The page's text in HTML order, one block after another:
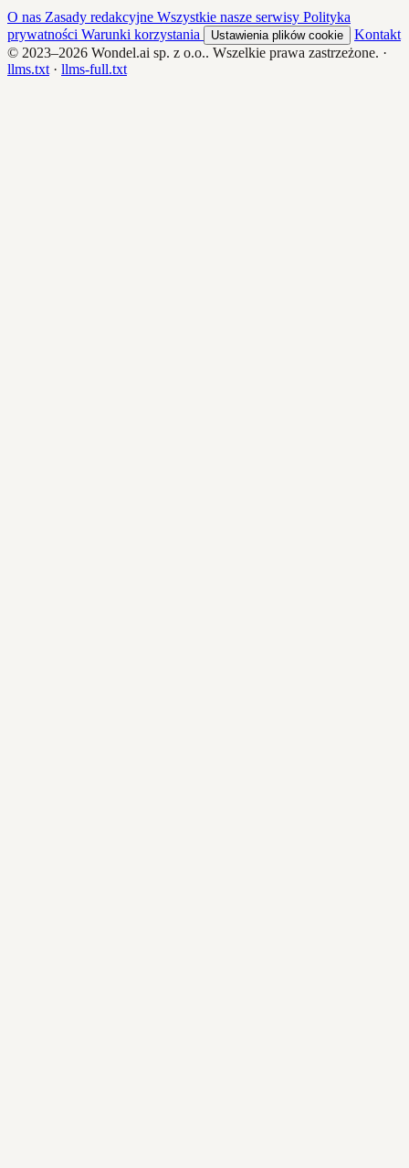
O nas Zasady redakcyjne Wszystkie nasze serwisy Polityka
prywatności Warunki korzystania Ustawienia plików cookie
Kontakt
© 2023–2026 Wondel.ai sp. z o.o.. Wszelkie prawa zastrzeżone. ·
llms.txt · llms-full.txt